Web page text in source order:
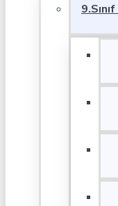
9.Sınıf